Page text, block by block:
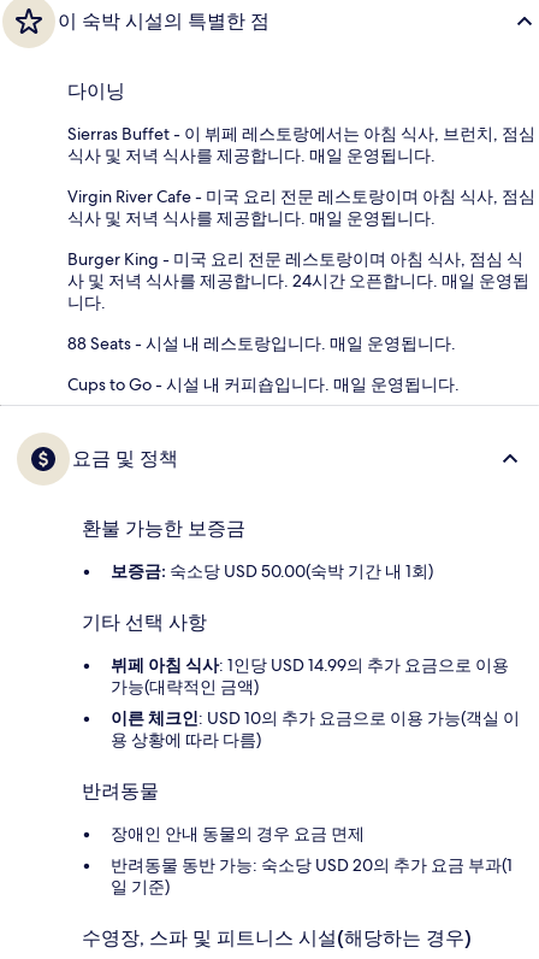
이 숙박 시설의 특별한 점
다이닝
Sierras Buffet - 이 뷔페 레스토랑에서는 아침 식사, 브런치, 점심
식사 및 저녁 식사를 제공합니다. 매일 운영됩니다.
Virgin River Cafe - 미국 요리 전문 레스토랑이며 아침 식사, 점심
식사 및 저녁 식사를 제공합니다. 매일 운영됩니다.
Burger King - 미국 요리 전문 레스토랑이며 아침 식사, 점심 식
사 및 저녁 식사를 제공합니다. 24시간 오픈합니다. 매일 운영됩
니다.
88 Seats - 시설 내 레스토랑입니다. 매일 운영됩니다.
Cups to Go - 시설 내 커피숍입니다. 매일 운영됩니다.
요금 및 정책
환불 가능한 보증금
보증금: 숙소당 USD 50.00(숙박 기간 내 1회)
기타 선택 사항
뷔페 아침 식사: 1인당 USD 14.99의 추가 요금으로 이용
가능(대략적인 금액)
이른 체크인: USD 10의 추가 요금으로 이용 가능(객실 이
용 상황에 따라 다름)
반려동물
장애인 안내 동물의 경우 요금 면제
반려동물 동반 가능: 숙소당 USD 20의 추가 요금 부과(1
일 기준)
수영장, 스파 및 피트니스 시설(해당하는 경우)